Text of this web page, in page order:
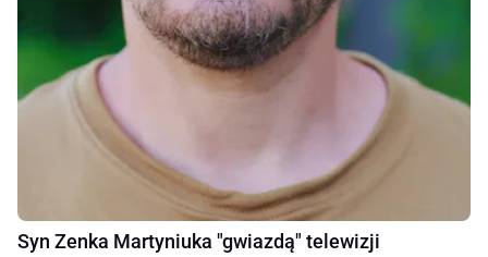
Syn Zenka Martyniuka "gwiazdą" telewizji